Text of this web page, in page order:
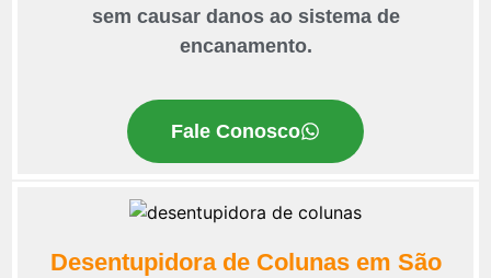
sem causar danos ao sistema de
encanamento.
Fale Conosco
Desentupidora de Colunas em São